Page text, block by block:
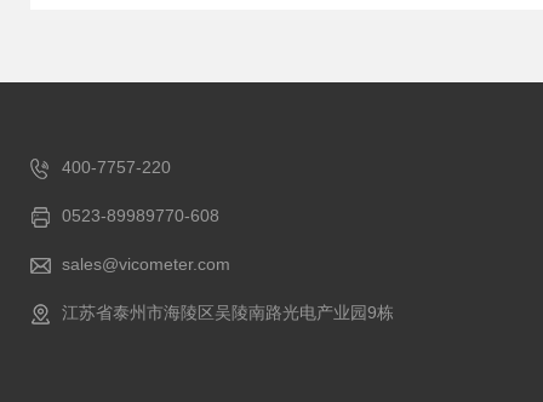
400-7757-220
0523-89989770-608
sales@vicometer.com
江苏省泰州市海陵区吴陵南路光电产业园9栋